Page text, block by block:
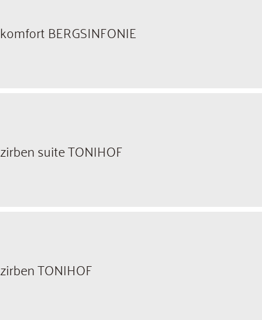
komfort BERGSINFONIE
zirben suite TONIHOF
zirben TONIHOF